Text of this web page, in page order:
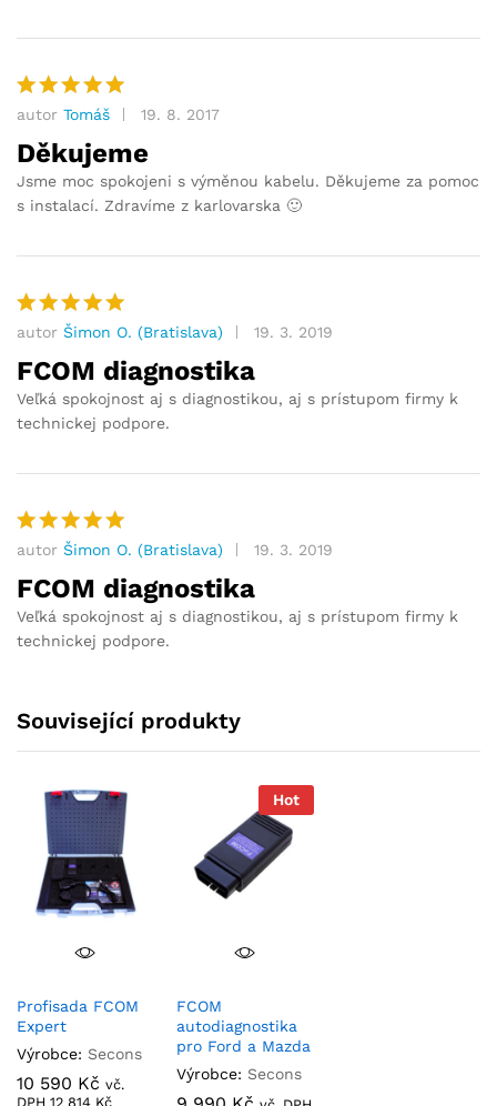
Hodnocení
5z 5
autor Tomáš 19. 8. 2017
Děkujeme
Jsme moc spokojeni s výměnou kabelu. Děkujeme za pomoc
s instalací. Zdravíme z karlovarska 🙂
Hodnocení
5z 5
autor Šimon O. (Bratislava) 19. 3. 2019
FCOM diagnostika
Veľká spokojnost aj s diagnostikou, aj s prístupom firmy k
technickej podpore.
Hodnocení
5z 5
autor Šimon O. (Bratislava) 19. 3. 2019
FCOM diagnostika
Veľká spokojnost aj s diagnostikou, aj s prístupom firmy k
technickej podpore.
Související produkty
Profisada FCOM
Expert
Výrobce: Secons
10 590 Kč vč.
DPH 12 814 Kč
Hot
FCOM
autodiagnostika
pro Ford a Mazda
Výrobce: Secons